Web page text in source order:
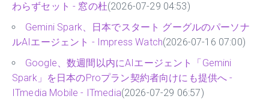
わらずセット - 窓の杜(2026-07-29 04:53)
Gemini Spark、日本でスタート グーグルのパーソナ
ルAIエージェント - Impress Watch(2026-07-16 07:00)
Google、数週間以内にAIエージェント「Gemini
Spark」を日本のProプラン契約者向けにも提供へ -
ITmedia Mobile - ITmedia(2026-07-29 06:57)